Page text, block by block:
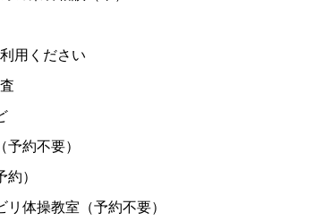
用ください
約不要）
）
体操教室（予約不要）